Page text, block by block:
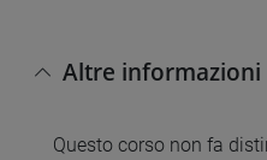
Altre informazioni
Questo corso non fa